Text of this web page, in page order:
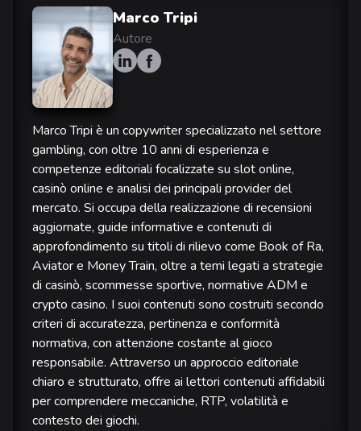
Marco Tripi
Autore
Marco Tripi è un copywriter specializzato nel settore
gambling, con oltre 10 anni di esperienza e
competenze editoriali focalizzate su slot online,
casinò online e analisi dei principali provider del
mercato. Si occupa della realizzazione di recensioni
aggiornate, guide informative e contenuti di
approfondimento su titoli di rilievo come Book of Ra,
Aviator e Money Train, oltre a temi legati a strategie
di casinò, scommesse sportive, normative ADM e
crypto casino. I suoi contenuti sono costruiti secondo
criteri di accuratezza, pertinenza e conformità
normativa, con attenzione costante al gioco
responsabile. Attraverso un approccio editoriale
chiaro e strutturato, offre ai lettori contenuti affidabili
per comprendere meccaniche, RTP, volatilità e
contesto dei giochi.